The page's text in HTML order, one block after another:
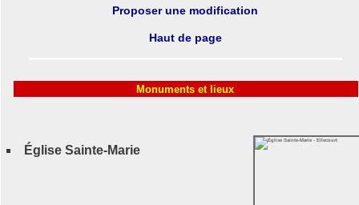
Proposer une modification
Haut de page
Monuments et lieux
Église Sainte-Marie